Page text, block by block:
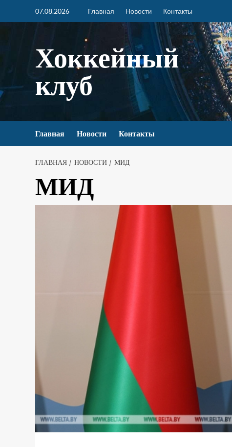
07.08.2026 Главная Новости Контакты
Хоккейный
клуб
Главная Новости Контакты
ГЛАВНАЯ НОВОСТИ МИД
МИД